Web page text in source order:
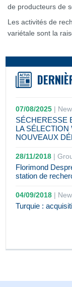
de producteurs de
Les activités de
variétale sont la
07/08/2025 |
SÉCHERESSE
LA SÉLECTION
NOUVEAUX
28/11/2018 |
Florimond
station de
04/09/2018 |
Turquie :